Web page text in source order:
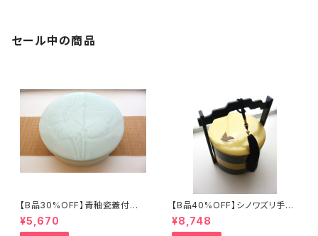
セール中の商品
【B品30%OFF】青釉瓷蓋付盒
（蓮の実）
¥5,670
【B品40%OFF】シノワズリ手提
げ三段重「バタフライ」
¥8,748